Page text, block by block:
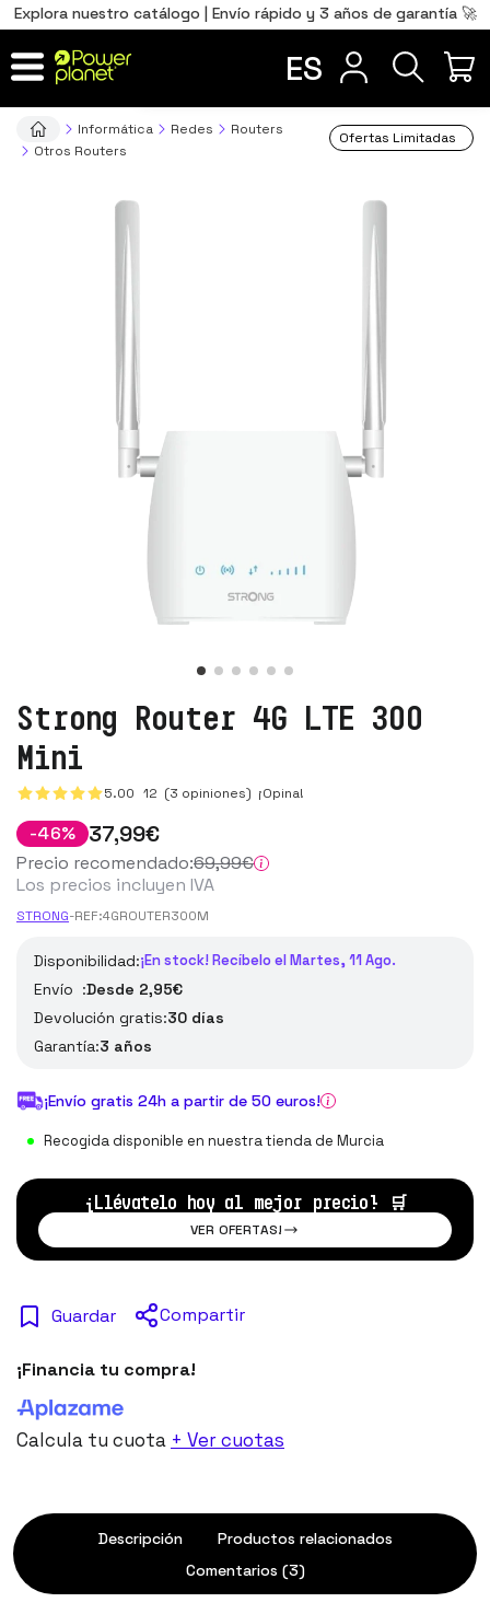
Explora nuestro catálogo | Envío rápido y 3 años de garantía 🚀
ES
Informática Redes
Routers
Otros Routers
Ofertas Limitadas
Strong Router 4G LTE 300
Mini
5.00 12 (3 opiniones) ¡Opina!
-46% 37,99€
Precio recomendado:69,99€
Los precios incluyen IVA
STRONG-REF:4GROUTER300M
Disponibilidad:¡En stock! Recíbelo el Martes, 11 Ago.
Envío :Desde 2,95€
Devolución gratis:30 días
Garantía:3 años
¡Envío gratis 24h a partir de 50 euros!
Recogida disponible en nuestra tienda de Murcia
¡Llévatelo hoy al mejor precio! 🛒
VER OFERTAS!
Guardar Compartir
¡Financia tu compra!
Calcula tu cuota + Ver cuotas
Descripción
Productos relacionados
Comentarios (3)
Total 0,00€
IR AL CARRITO
Português
PT
FR